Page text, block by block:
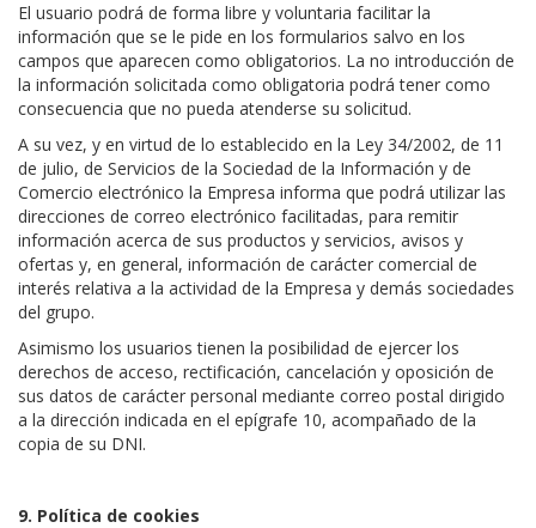
El usuario podrá de forma libre y voluntaria facilitar la
información que se le pide en los formularios salvo en los
campos que aparecen como obligatorios. La no introducción de
la información solicitada como obligatoria podrá tener como
consecuencia que no pueda atenderse su solicitud.
A su vez, y en virtud de lo establecido en la Ley 34/2002, de 11
de julio, de Servicios de la Sociedad de la Información y de
Comercio electrónico la Empresa informa que podrá utilizar las
direcciones de correo electrónico facilitadas, para remitir
información acerca de sus productos y servicios, avisos y
ofertas y, en general, información de carácter comercial de
interés relativa a la actividad de la Empresa y demás sociedades
del grupo.
Asimismo los usuarios tienen la posibilidad de ejercer los
derechos de acceso, rectificación, cancelación y oposición de
sus datos de carácter personal mediante correo postal dirigido
a la dirección indicada en el epígrafe 10, acompañado de la
copia de su DNI.
9. Política de cookies